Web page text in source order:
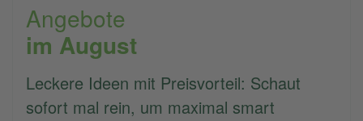
Angebote
im August
Leckere Ideen mit Preisvorteil: Schaut
sofort mal rein, um maximal smart